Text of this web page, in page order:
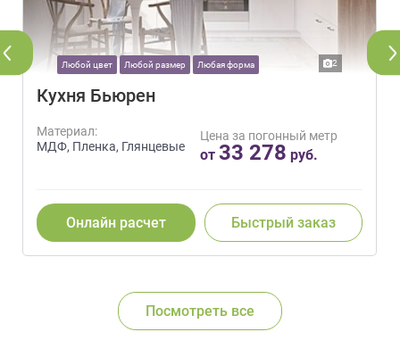
Любой цвет Любой размер Любая форма 2
Кухня Бьюрен
Материал:
МДФ, Пленка, Глянцевые
Цена за погонный метр
от 33 278 руб.
Онлайн расчет Быстрый заказ
Посмотреть все